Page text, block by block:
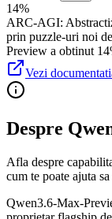
14%
ARC-AGI:
prin puzzle-uri noi
Preview a obtinut
Vezi
Despre
Afla despre
cum te poate ajuta
Qwen3.6-Max-